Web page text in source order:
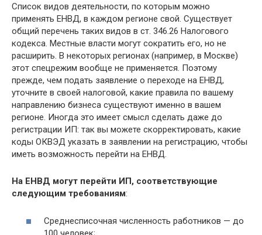
Список видов деятельности, по которым можно
применять ЕНВД, в каждом регионе свой. Существует
общий перечень таких видов в ст. 346.26 Налогового
кодекса. Местные власти могут сократить его, но не
расширить. В некоторых регионах (например, в Москве)
этот спецрежим вообще не применяется. Поэтому
прежде, чем подать заявление о переходе на ЕНВД,
уточните в своей налоговой, какие правила по вашему
направлению бизнеса существуют именно в вашем
регионе. Иногда это имеет смысл сделать даже до
регистрации ИП: так вы можете скорректировать, какие
коды ОКВЭД указать в заявлении на регистрацию, чтобы
иметь возможность перейти на ЕНВД.
На ЕНВД могут перейти ИП, соответствующие
следующим требованиям:
Среднесписочная численность работников — до